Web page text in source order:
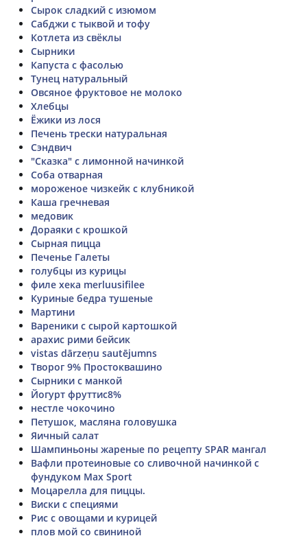
Сырок сладкий с изюмом
Сабджи с тыквой и тофу
Котлета из свёклы
Сырники
Капуста с фасолью
Тунец натуральный
Овсяное фруктовое не молоко
Хлебцы
Ёжики из лося
Печень трески натуральная
Сэндвич
"Сказка" с лимонной начинкой
Соба отварная
мороженое чизкейк с клубникой
Каша гречневая
медовик
Дораяки с крошкой
Сырная пицца
Печенье Галеты
голубцы из курицы
филе хека merluusifilee
Куриные бедра тушеные
Мартини
Вареники с сырой картошкой
арахис рими бейсик
vistas dārzeņu sautējumns
Творог 9% Простоквашино
Сырники с манкой
Йогурт фруттис8%
нестле чокочино
Петушок, масляна головушка
Яичный салат
Шампиньоны жареные по рецепту SPAR мангал
Вафли протеиновые со сливочной начинкой с
фундуком Max Sport
Моцарелла для пиццы.
Виски с специями
Рис с овощами и курицей
плов мой со свининой